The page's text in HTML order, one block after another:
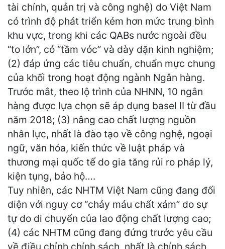
tài chính, quản trị và công nghệ) do Việt Nam
có trình độ phát triển kém hơn mức trung bình
khu vực, trong khi các QABs nước ngoài đều
“to lớn”, có “tầm vóc” và dày dặn kinh nghiệm;
(2) đáp ứng các tiêu chuẩn, chuẩn mực chung
của khối trong hoạt động ngành Ngân hàng.
Trước mắt, theo lộ trình của NHNN, 10 ngân
hàng được lựa chọn sẽ áp dụng basel II từ đầu
năm 2018; (3) nâng cao chất lượng nguồn
nhân lực, nhất là đào tạo về công nghệ, ngoại
ngữ, văn hóa, kiến thức về luật pháp và
thương mại quốc tế do gia tăng rủi ro pháp lý,
kiện tụng, bảo hộ….
Tuy nhiên, các NHTM Việt Nam cũng đang đối
diện với nguy cơ “chảy máu chất xám” do sự
tự do di chuyển của lao động chất lượng cao;
(4) các NHTM cũng đang đứng trước yêu cầu